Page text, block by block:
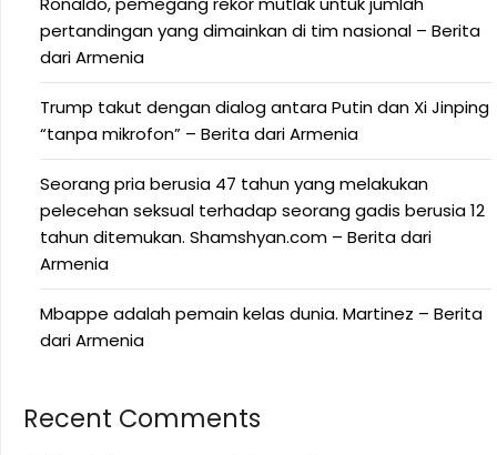
pertandingan yang dimainkan di tim nasional – Berita
dari Armenia
Trump takut dengan dialog antara Putin dan Xi Jinping
“tanpa mikrofon” – Berita dari Armenia
Seorang pria berusia 47 tahun yang melakukan
pelecehan seksual terhadap seorang gadis berusia 12
tahun ditemukan. Shamshyan.com – Berita dari
Armenia
Mbappe adalah pemain kelas dunia. Martinez – Berita
dari Armenia
Recent Comments